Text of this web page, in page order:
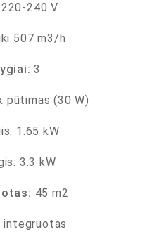
220-240 V
507 m3/h
3
pūtimas (30 W)
1.65 kW
3.3 kW
45 m2
integruotas